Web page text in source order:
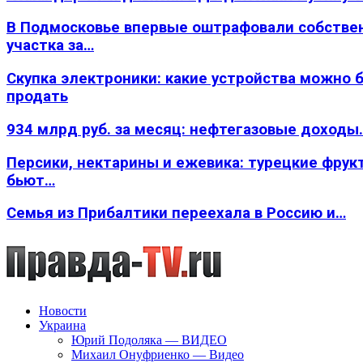
В Подмосковье впервые оштрафовали
участка за…
Скупка электроники: какие устройства можно
продать
934 млрд руб. за месяц: нефтегазовые
Персики, нектарины и ежевика: турецкие
бьют…
Семья из Прибалтики переехала в Россию и…
Новости
Украина
Юрий Подоляка — ВИДЕО
Михаил Онуфриенко — Видео